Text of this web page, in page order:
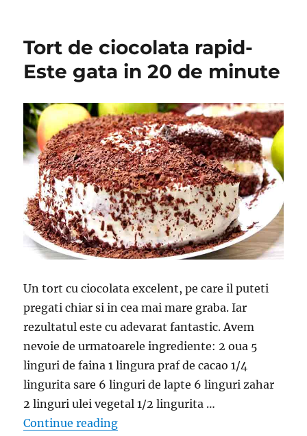
Tort de ciocolata rapid-
Este gata in 20 de minute
Un tort cu ciocolata excelent, pe care il puteti
pregati chiar si in cea mai mare graba. Iar
rezultatul este cu adevarat fantastic. Avem
nevoie de urmatoarele ingrediente: 2 oua 5
linguri de faina 1 lingura praf de cacao 1/4
lingurita sare 6 linguri de lapte 6 linguri zahar
2 linguri ulei vegetal 1/2 lingurita …
Continue reading“Tort de ciocolata rapid- Este